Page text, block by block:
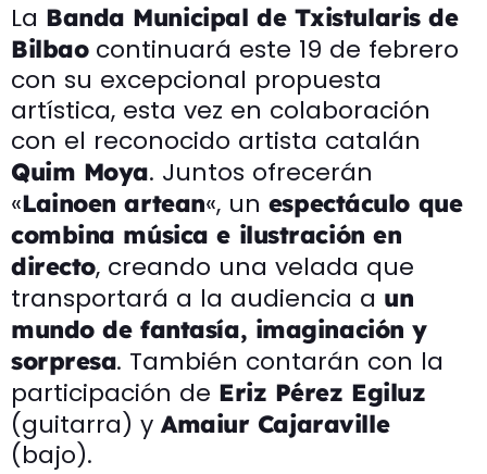
La Banda Municipal de Txistularis de
Bilbaocontinuará este 19 de febrero
con su excepcional propuesta
artística, esta vez en colaboración
con el reconocido artista catalán
Quim Moya. Juntos ofrecerán
«Lainoen artean«, un espectáculo que
combina música e ilustración en
directo, creando una velada que
transportará a la audiencia a un
mundo de fantasía, imaginación y
sorpresa. También contarán con la
participación de Eriz Pérez Egiluz
(guitarra) y Amaiur Cajaraville
(bajo).